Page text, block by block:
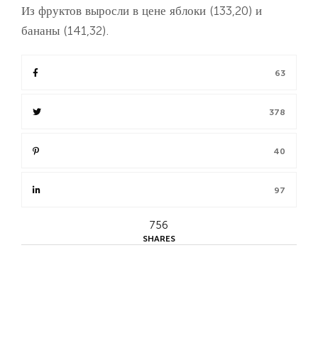
63
378
40
97
756
SHARES
Из фруктов выросли в цене яблоки (133,20) и
бананы (141,32).